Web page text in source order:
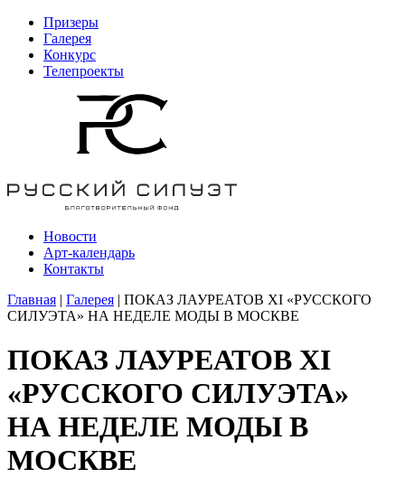
Призеры
Галерея
Конкурс
Телепроекты
Новости
Арт-календарь
Контакты
Главная | Галерея | ПОКАЗ ЛАУРЕАТОВ XI «РУССКОГО
СИЛУЭТА» НА НЕДЕЛЕ МОДЫ В МОСКВЕ
ПОКАЗ ЛАУРЕАТОВ XI
«РУССКОГО СИЛУЭТА»
НА НЕДЕЛЕ МОДЫ В
МОСКВЕ